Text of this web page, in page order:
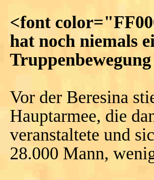
<font
hat noch niemals
Vor der Beresina
Hauptarmee, die
veranstaltete und
28.000 Mann,